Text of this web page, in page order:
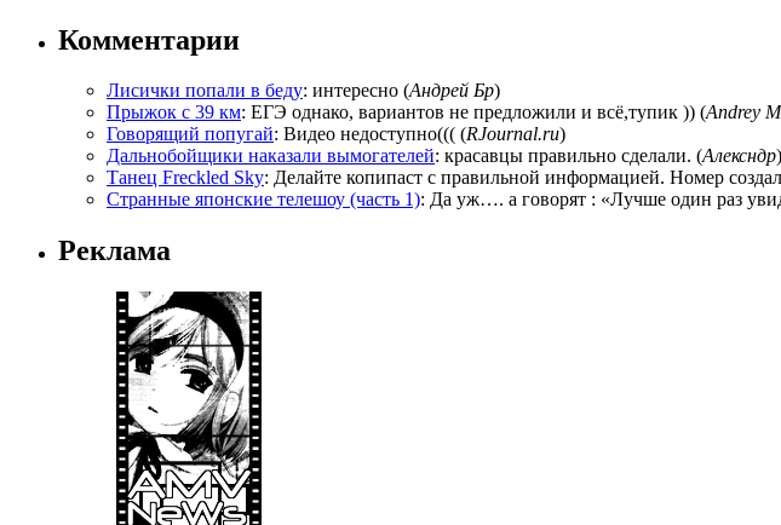
Комментарии
Лисички попали в беду: интересно (Андрей Бр)
Прыжок с 39 км: ЕГЭ однако, вариантов не предложили и всё,тупик )) (Andrey
Говорящий попугай: Видео недоступно((( (RJournal.ru)
Дальнобойщики наказали вымогателей: красавцы правильно сделали. (Алексндр)
Танец Freckled Sky: Делайте копипаст с правильной информацией. Номер
Странные японские телешоу (часть 1): Да уж…. а говорят : «Лучше один раз
Реклама